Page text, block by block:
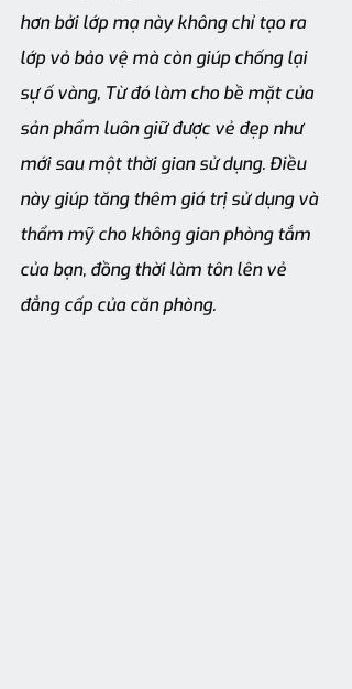
hơn bởi lớp mạ này không chỉ tạo ra
lớp vỏ bảo vệ mà còn giúp chống lại
sự ố vàng, Từ đó làm cho bề mặt của
sản phẩm luôn giữ được vẻ đẹp như
mới sau một thời gian sử dụng. Điều
này giúp tăng thêm giá trị sử dụng và
thẩm mỹ cho không gian phòng tắm
của bạn, đồng thời làm tôn lên vẻ
đẳng cấp của căn phòng.